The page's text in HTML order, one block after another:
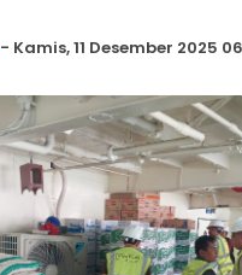
- Kamis, 11 Desember 2025